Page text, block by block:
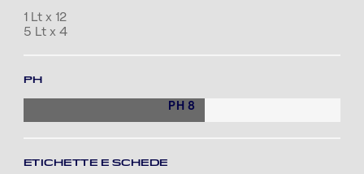
1 Lt x 12
5 Lt x 4
PH
PH 8
ETICHETTE E SCHEDE